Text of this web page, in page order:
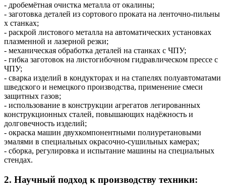
- дробемётная очистка металла от окалины;
- заготовка деталей из сортового проката на ленточно-пильны
х станках;
- раскрой листового металла на автоматических установках
плазменной и лазерной резки;
- механическая обработка деталей на станках с ЧПУ;
- гибка заготовок на листогибочном гидравлическом прессе с
ЧПУ;
- сварка изделий в кондукторах и на стапелях полуавтоматами
шведского и немецкого производства, применение смеси
защитных газов;
- использование в конструкции агрегатов легированных
конструкционных сталей, повышающих надёжность и
долговечность изделий;
- окраска машин двухкомпонентными полиуретановыми
эмалями в специальных окрасочно-сушильных камерах;
- сборка, регулировка и испытание машины на специальных
стендах.
2. Научный подход к производству техники: